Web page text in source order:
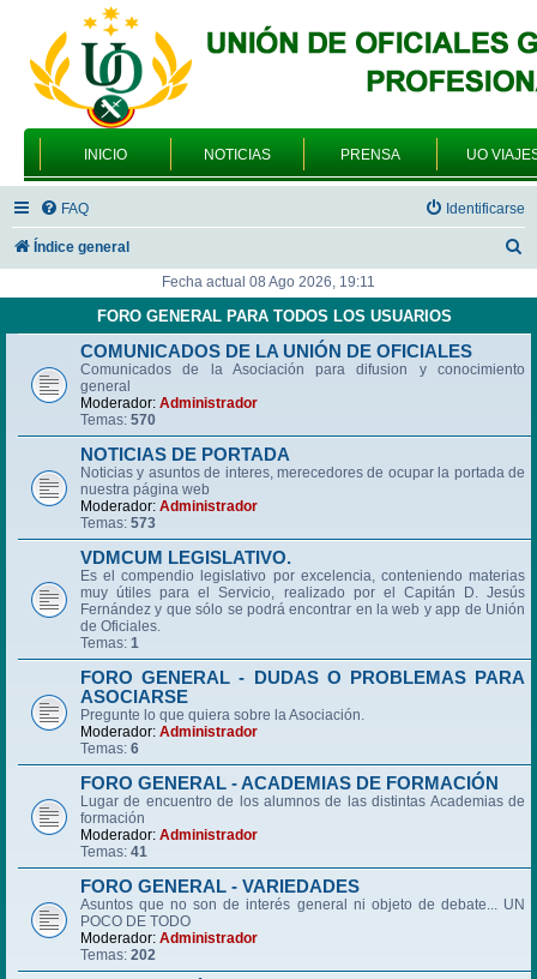
INICIO NOTICIAS PRENSA UO
FAQ Identificarse
Índice general
c
Fecha actual 08 Ago 2026, 19:11
FORO GENERAL PARA TODOS LOS USUARIOS
COMUNICADOS DE LA UNIÓN DE OFICIALES
Comunicados de la Asociación para difusion y conocimiento
general
Moderador: Administrador
Temas: 570
NOTICIAS DE PORTADA
Noticias y asuntos de interes, merecedores de ocupar la portada de
nuestra página web
Moderador: Administrador
Temas: 573
VDMCUM LEGISLATIVO.
Es el compendio legislativo por excelencia, conteniendo materias
muy útiles para el Servicio, realizado por el Capitán D. Jesús
Fernández y que sólo se podrá encontrar en la web y app de Unión
de Oficiales.
Temas: 1
FORO GENERAL - DUDAS O PROBLEMAS PARA
ASOCIARSE
Pregunte lo que quiera sobre la Asociación.
Moderador: Administrador
Temas: 6
FORO GENERAL - ACADEMIAS DE FORMACIÓN
Lugar de encuentro de los alumnos de las distintas Academias de
formación
Moderador: Administrador
Temas: 41
FORO GENERAL - VARIEDADES
Asuntos que no son de interés general ni objeto de debate... UN
POCO DE TODO
Moderador: Administrador
Temas: 202